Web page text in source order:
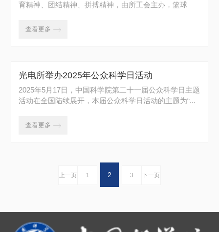
育精神、团结精神、拼搏精神，由所工会主办，篮球
查看更多 
光电所举办2025年公众科学日活动
2025年5月17日，中国科学院第二十一届公众科学日主题
活动在全国陆续展开，本届公众科学日活动的主题为“...
查看更多 
上一页 1 2 3 下一页